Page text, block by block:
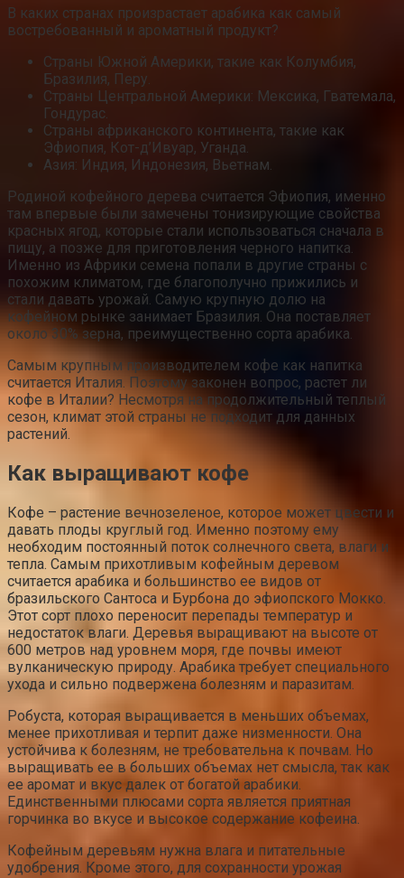
В каких странах произрастает арабика как самый
востребованный и ароматный продукт?
Страны Южной Америки, такие как Колумбия,
Бразилия, Перу.
Страны Центральной Америки: Мексика, Гватемала,
Гондурас.
Страны африканского континента, такие как
Эфиопия, Кот-д’Ивуар, Уганда.
Азия: Индия, Индонезия, Вьетнам.
Родиной кофейного дерева считается Эфиопия, именно
там впервые были замечены тонизирующие свойства
красных ягод, которые стали использоваться сначала в
пищу, а позже для приготовления черного напитка.
Именно из Африки семена попали в другие страны с
похожим климатом, где благополучно прижились и
стали давать урожай. Самую крупную долю на
кофейном рынке занимает Бразилия. Она поставляет
около 30% зерна, преимущественно сорта арабика.
Самым крупным производителем кофе как напитка
считается Италия. Поэтому законен вопрос, растет ли
кофе в Италии? Несмотря на продолжительный теплый
сезон, климат этой страны не подходит для данных
растений.
Как выращивают кофе
Кофе – растение вечнозеленое, которое может цвести и
давать плоды круглый год. Именно поэтому ему
необходим постоянный поток солнечного света, влаги и
тепла. Самым прихотливым кофейным деревом
считается арабика и большинство ее видов от
бразильского Сантоса и Бурбона до эфиопского Мокко.
Этот сорт плохо переносит перепады температур и
недостаток влаги. Деревья выращивают на высоте от
600 метров над уровнем моря, где почвы имеют
вулканическую природу. Арабика требует специального
ухода и сильно подвержена болезням и паразитам.
Робуста, которая выращивается в меньших объемах,
менее прихотливая и терпит даже низменности. Она
устойчива к болезням, не требовательна к почвам. Но
выращивать ее в больших объемах нет смысла, так как
ее аромат и вкус далек от богатой арабики.
Единственными плюсами сорта является приятная
горчинка во вкусе и высокое содержание кофеина.
Кофейным деревьям нужна влага и питательные
удобрения. Кроме этого, для сохранности урожая